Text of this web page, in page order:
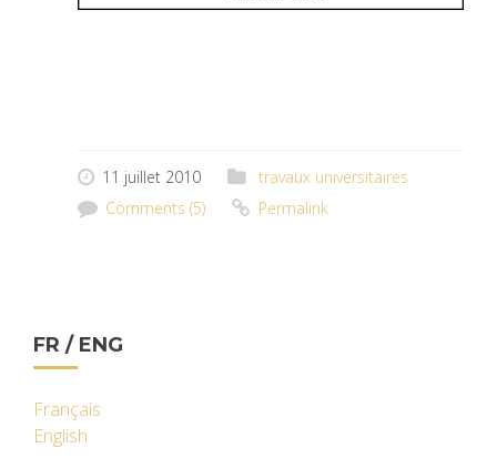
11 juillet 2010
travaux universitaires
Comments (5)
Permalink
FR / ENG
Français
English